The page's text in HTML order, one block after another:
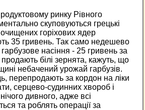
ринку Рівного
скуповуються грецькі
очищених горіхових ядер
35 гривень. Так само недешево
насіння - 25 гривень за
білі зернята, кажуть, що
небачений урожай гарбузів.
перепродають за кордон на ліки
серцево-судинних хвороб і
дивного, адже всі
та роблять операції за